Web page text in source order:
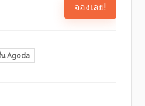
จองเลย!
Agoda